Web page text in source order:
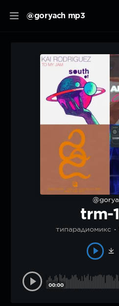
@goryach mp3
trm-
типарадиомикс
00:00